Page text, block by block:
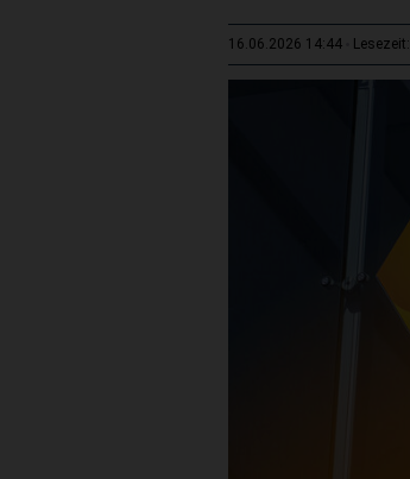
16.06.2026 14:44 Lesezeit: